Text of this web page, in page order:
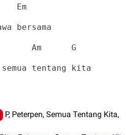
bersama
Am G
tentang kita
P, Peterpen, Semua Tentang Kita,